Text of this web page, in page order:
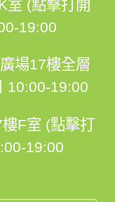
室 (點擊打開
19:00
場17樓全層
10:00-19:00
F室 (點擊打
19:00